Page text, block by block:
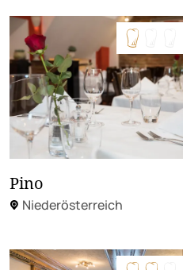
Pino
Niederösterreich